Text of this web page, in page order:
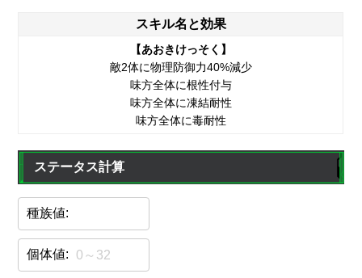
スキル名と効果
【あおきけっそく】
敵2体に物理防御力40%減少
味方全体に根性付与
味方全体に凍結耐性
味方全体に毒耐性
ステータス計算
種族値:
個体値: